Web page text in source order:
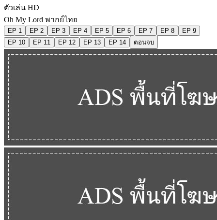
ตัวเล่น HD
Oh My Lord พากย์ไทย
EP 1 EP 2 EP 3 EP 4 EP 5 EP 6 EP 7 EP 8
EP 9
EP 10
EP 11 EP 12 EP 13 EP 14 ตอนจบ